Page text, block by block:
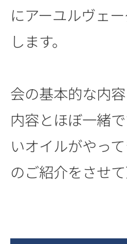
にアーユルヴェ
します。
会の基本的な内
内容とほぼ一緒
いオイルがやっ
のご紹介をさせて